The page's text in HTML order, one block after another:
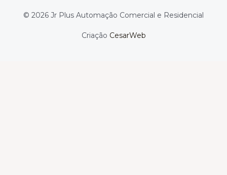
© 2026 Jr Plus Automação Comercial e Residencial
Criação CesarWeb